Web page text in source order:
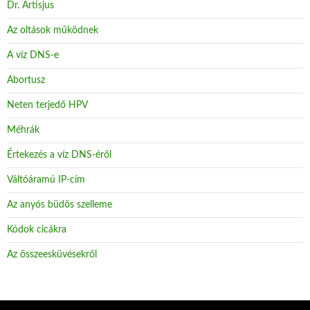
Dr. Artisjus
Az oltások működnek
A víz DNS-e
Abortusz
Neten terjedő HPV
Méhrák
Értekezés a víz DNS-éről
Váltóáramú IP-cím
Az anyós büdös szelleme
Kódok cicákra
Az összeesküvésekről